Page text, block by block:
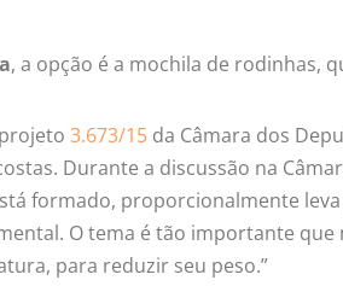
, a opção é a mochila de rodinhas,
3.673/15 da Câmara dos
Durante a discussão na
formado, proporcionalmente leva
O tema é tão importante que
para reduzir seu peso.”